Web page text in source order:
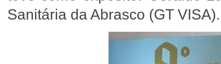
Sanitária da Abrasco (GT